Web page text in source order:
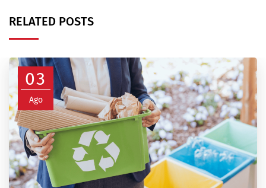
RELATED POSTS
03
Ago